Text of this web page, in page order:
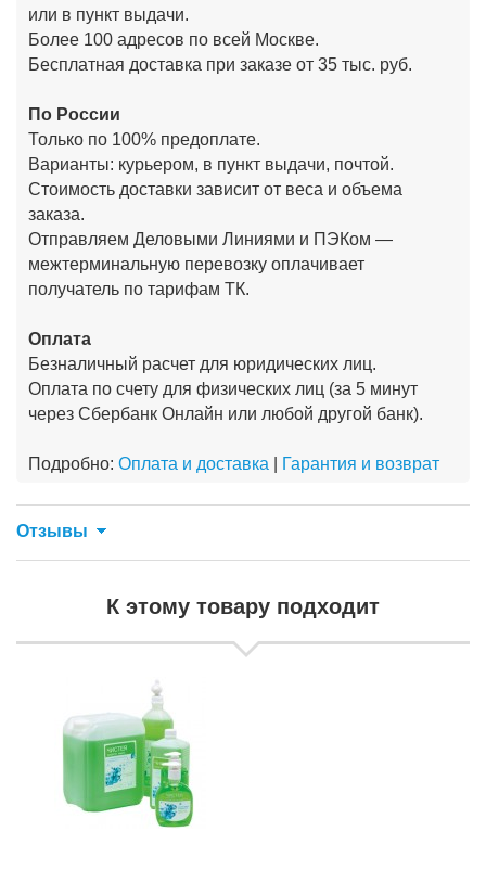
или в пункт выдачи.
Более 100 адресов по всей Москве.
Бесплатная доставка при заказе от 35 тыс. руб.
По России
Только по 100% предоплате.
Варианты: курьером, в пункт выдачи, почтой.
Стоимость доставки зависит от веса и объема
заказа.
Отправляем Деловыми Линиями и ПЭКом —
межтерминальную перевозку оплачивает
получатель по тарифам ТК.
Оплата
Безналичный расчет для юридических лиц.
Оплата по счету для физических лиц (за 5 минут
через Сбербанк Онлайн или любой другой банк).
Подробно: Оплата и доставка Гарантия и возврат
Отзывы
К этому товару подходит